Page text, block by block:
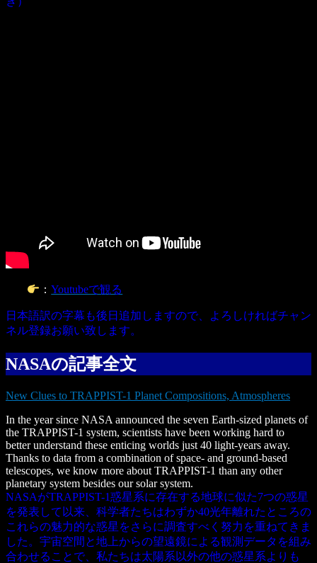
：Youtubeで観る
日本語訳の字幕も後日追加しますので、よろしければチャン
ネル登録お願い致します。
NASAの記事全文
New Clues to TRAPPIST-1 Planet Compositions, Atmospheres
In the year since NASA announced the seven Earth-sized planets of
the TRAPPIST-1 system, scientists have been working hard to
better understand these enticing worlds just 40 light-years away.
Thanks to data from a combination of space- and ground-based
telescopes, we know more about TRAPPIST-1 than any other
planetary system besides our solar system.
NASAがTRAPPIST-1惑星系に存在する地球に似た7つの惑星
を発表して以来、科学者たちはわずか40光年離れたところの
これらの魅力的な惑星をさらに調査すべく努力を重ねてきま
した。宇宙空間と地上からの望遠鏡による観測データを組み
合わせることで、私たちは太陽系以外の他の惑星系よりも